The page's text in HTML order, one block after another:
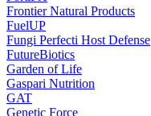
Frontier Natural Products
FuelUP
Fungi Perfecti Host Defense
FutureBiotics
Garden of Life
Gaspari Nutrition
GAT
Genetic Force